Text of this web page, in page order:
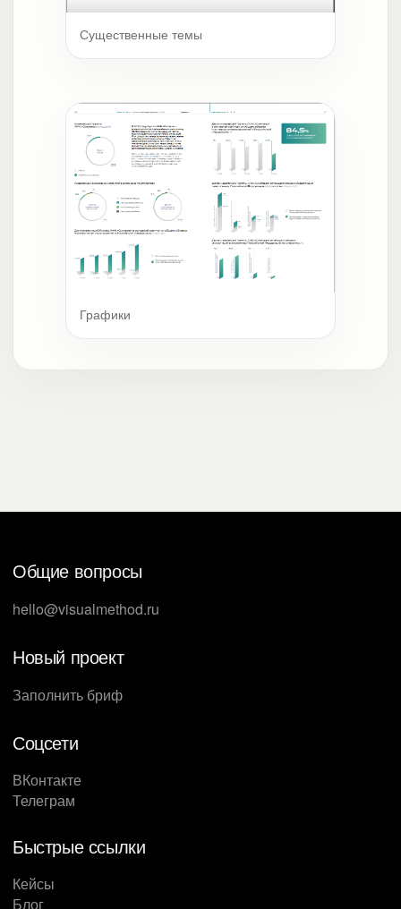
Существенные темы
Графики
Общие вопросы
hello@visualmethod.ru
Новый проект
Заполнить бриф
Соцсети
ВКонтакте
Телеграм
Быстрые ссылки
Кейсы
Блог